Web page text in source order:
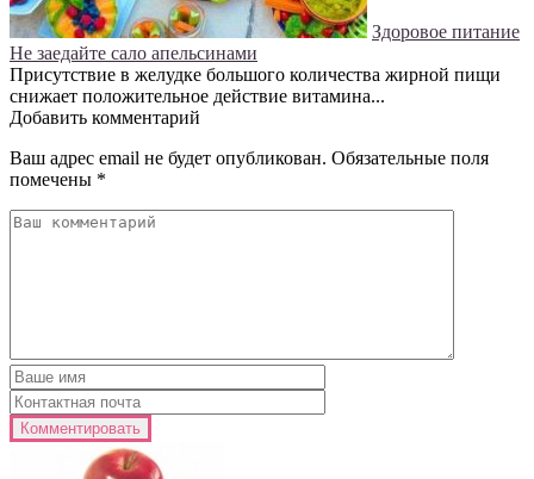
Здоровое питание
Не заедайте сало апельсинами
Присутствие в желудке большого количества жирной пищи
снижает положительное действие витамина...
Добавить комментарий
Ваш адрес email не будет опубликован. Обязательные поля
помечены *